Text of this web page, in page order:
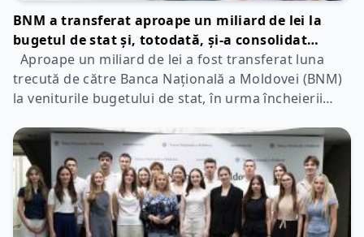
BNM a transferat aproape un miliard de lei la
bugetul de stat și, totodată, și-a consolidat
capitalul din profitul disponibil pentru anul 2025
Aproape un miliard de lei a fost transferat luna
trecută de către Banca Națională a Moldovei (BNM)
la veniturile bugetului de stat, în urma încheierii
externe independente a situațiilor financiare ale
instituției. Suma reprezintă jumătate din